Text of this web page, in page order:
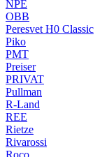
NPE
OBB
Peresvet H0 Classic
Piko
PMT
Preiser
PRIVAT
Pullman
R-Land
REE
Rietze
Rivarossi